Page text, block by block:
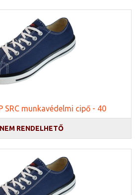
SRC munkavédelmi cipő - 40
NEM RENDELHETŐ